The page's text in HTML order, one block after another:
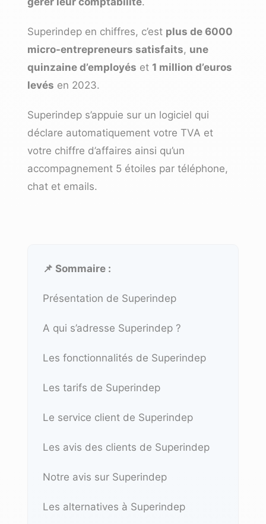
Superindep en chiffres, c’est plus de 6000
micro-entrepreneurs satisfaits, une
quinzaine d’employés et 1 million d’euros
levés en 2023.
Superindep s’appuie sur un logiciel qui
déclare automatiquement votre TVA et
votre chiffre d’affaires ainsi qu’un
accompagnement 5 étoiles par téléphone,
chat et emails.
📌 Sommaire :
Présentation de Superindep
A qui s’adresse Superindep ?
Les fonctionnalités de Superindep
Les tarifs de Superindep
Le service client de Superindep
Les avis des clients de Superindep
Notre avis sur Superindep
Les alternatives à Superindep